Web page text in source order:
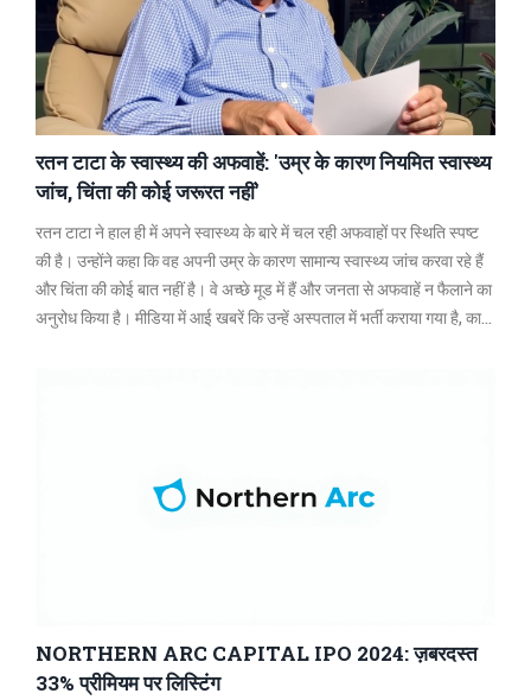
रतन टाटा के स्वास्थ्य की अफवाहें: 'उम्र के कारण नियमित स्वास्थ्य
जांच, चिंता की कोई जरूरत नहीं'
रतन टाटा ने हाल ही में अपने स्वास्थ्य के बारे में चल रही अफवाहों पर स्थिति स्पष्ट
की है। उन्होंने कहा कि वह अपनी उम्र के कारण सामान्य स्वास्थ्य जांच करवा रहे हैं
और चिंता की कोई बात नहीं है। वे अच्छे मूड में हैं और जनता से अफवाहें न फैलाने का
अनुरोध किया है। मीडिया में आई खबरें कि उन्हें अस्पताल में भर्ती कराया गया है, का
NORTHERN ARC CAPITAL IPO 2024: ज़बरदस्त
33% प्रीमियम पर लिस्टिंग